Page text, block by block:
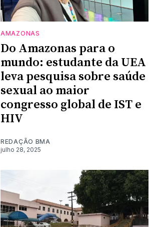
AMAZONAS
Do Amazonas para o
mundo: estudante da UEA
leva pesquisa sobre saúde
sexual ao maior
congresso global de IST e
HIV
REDAÇÃO BMA
julho 28, 2025